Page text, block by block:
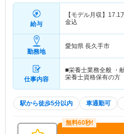
給与
【モデル月収】 17.1
金込
勤務地
愛知県 長久手市
仕事内容
■栄養士業務全般 ・
栄養士資格保有の方
駅から徒歩5分以内 車通勤可